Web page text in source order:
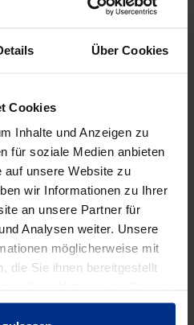
Über Cookies
Cookies
Inhalte und Anzeigen zu
für soziale Medien anbieten
auf unsere Website zu
wir Informationen zu Ihrer
an unsere Partner für
Analysen weiter. Unsere
möglicherweise mit
die Sie ihnen bereitgestellt